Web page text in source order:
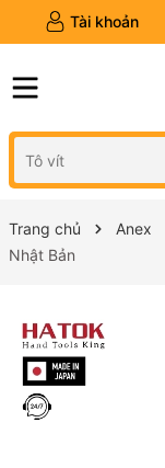
Tài khoản
Trang chủ Anex
Nhật Bản